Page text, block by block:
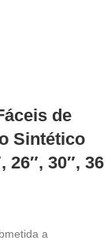
de
Sintético
26″, 30″, 36
a